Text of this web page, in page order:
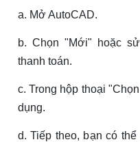
a. Mở AutoCAD.
b. Chọn "Mới" hoặc
thanh toán.
c. Trong hộp thoại
dụng.
d. Tiếp theo, bạn có